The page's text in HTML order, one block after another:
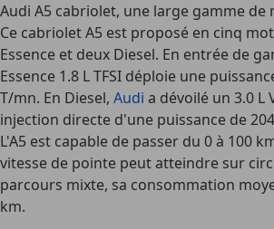
Audi A5 cabriolet, une large gamme
Ce cabriolet A5 est proposé en cinq
Essence et deux Diesel. En entrée de
Essence 1.8 L TFSI déploie une
T/mn. En Diesel, Audi a dévoilé un 3.0 L
injection directe d'une puissance de
L'A5 est capable de passer du 0 à 100
vitesse de pointe peut atteindre sur
parcours mixte, sa consommation
km.